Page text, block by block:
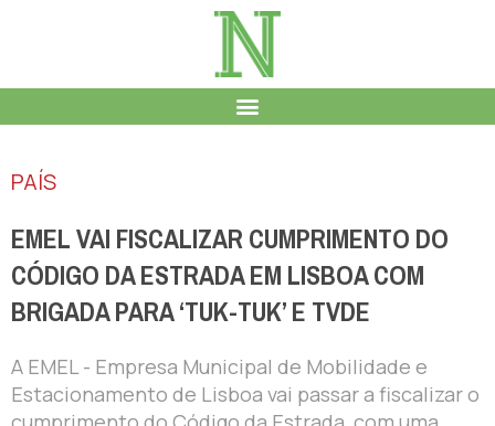
PAÍS
EMEL VAI FISCALIZAR CUMPRIMENTO DO
CÓDIGO DA ESTRADA EM LISBOA COM
BRIGADA PARA ‘TUK-TUK’ E TVDE
A EMEL - Empresa Municipal de Mobilidade e
Estacionamento de Lisboa vai passar a fiscalizar o